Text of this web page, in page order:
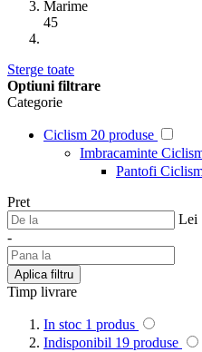
Marime
45
Sterge toate
Optiuni filtrare
Categorie
Ciclism 20 produse
Imbracaminte
Pantofi
Pret
Lei
-
Aplica filtru
Timp livrare
In stoc 1 produs
Indisponibil 19 produse